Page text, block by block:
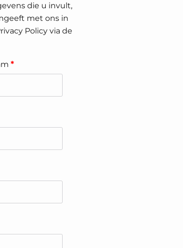
die u invult,
met ons in
Policy via de
*